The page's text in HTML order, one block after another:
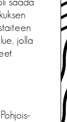
jolla